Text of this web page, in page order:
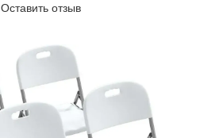
Оставить отзыв